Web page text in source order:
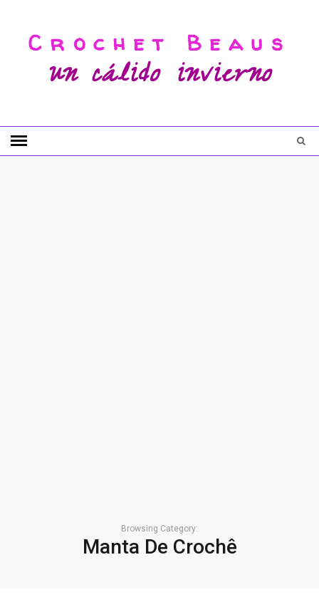
Crochet Beaus
un cálido invierno
Browsing Category:
Manta De Crochê